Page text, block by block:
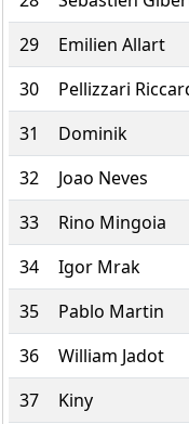
29
Emilien Allart
30
Pellizzari
31
Dominik
32
Joao Neves
33
Rino Mingoia
34
Igor Mrak
35
Pablo Martin
36
William Jadot
37
Kiny